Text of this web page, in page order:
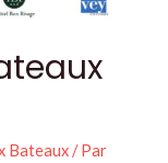
Bateaux/ Par